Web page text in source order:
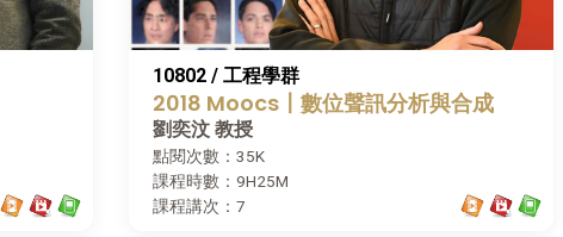
10802 / 工程學群
2018 Moocs〡數位聲訊分析與合成
劉奕汶 教授
點閱次數：35K
課程時數：9H25M
課程講次：7